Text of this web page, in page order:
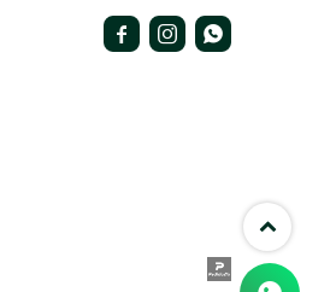
  